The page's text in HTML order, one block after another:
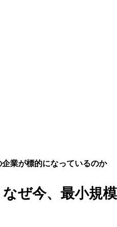
業が標的になっているのか
ぜ今、最小規